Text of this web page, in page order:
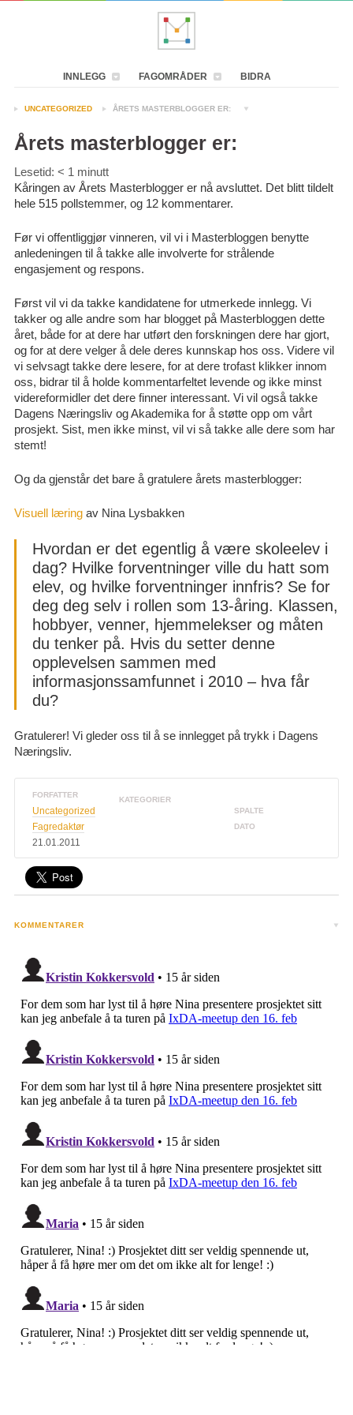
INNLEGG FAGOMRÅDER BIDRA
UNCATEGORIZED ÅRETS MASTERBLOGGER ER:
Årets masterblogger er:
Lesetid: < 1 minutt
Kåringen av Årets Masterblogger er nå avsluttet. Det blitt tildelt
hele 515 pollstemmer, og 12 kommentarer.
Før vi offentliggjør vinneren, vil vi i Masterbloggen benytte
anledeningen til å takke alle involverte for strålende
engasjement og respons.
Først vil vi da takke kandidatene for utmerkede innlegg. Vi
takker og alle andre som har blogget på Masterbloggen dette
året, både for at dere har utført den forskningen dere har gjort,
og for at dere velger å dele deres kunnskap hos oss. Videre vil
vi selvsagt takke dere lesere, for at dere trofast klikker innom
oss, bidrar til å holde kommentarfeltet levende og ikke minst
videreformidler det dere finner interessant. Vi vil også takke
Dagens Næringsliv og Akademika for å støtte opp om vårt
prosjekt. Sist, men ikke minst, vil vi så takke alle dere som har
stemt!
Og da gjenstår det bare å gratulere årets masterblogger:
Visuell læringav Nina Lysbakken
Hvordan er det egentlig å være skoleelev i
dag? Hvilke forventninger ville du hatt som
elev, og hvilke forventninger innfris? Se for
deg deg selv i rollen som 13-åring. Klassen,
hobbyer, venner, hjemmelekser og måten
du tenker på. Hvis du setter denne
opplevelsen sammen med
informasjonssamfunnet i 2010 – hva får
du?
Gratulerer! Vi gleder oss til å se innlegget på trykk i Dagens
Næringsliv.
FORFATTER
KATEGORIER
Uncategorized SPALTE
Fagredaktør DATO
21.01.2011
KOMMENTARER